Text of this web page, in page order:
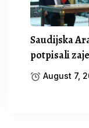
Saudijska
potpisali
August 7,